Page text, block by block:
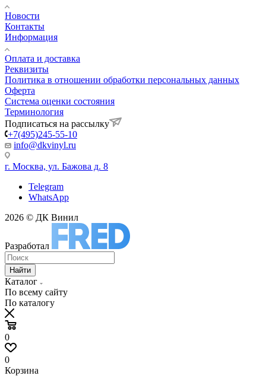
Новости
Контакты
Информация
Оплата и доставка
Реквизиты
Политика в отношении обработки персональных данных
Оферта
Система оценки состояния
Терминология
Подписаться на рассылку
+7(495)245-55-10
info@dkvinyl.ru
г. Москва, ул. Бажова д. 8
Telegram
WhatsApp
2026 © ДК Винил
Разработал
Найти
Каталог
По всему сайту
По каталогу
0
0
Корзина